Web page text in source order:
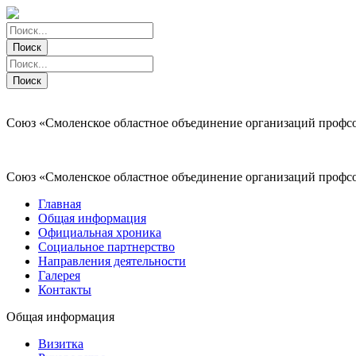
Поиск
Поиск
Поиск
Поиск
Союз «Смоленское областное объединение организаций
Союз «Смоленское областное объединение организаций
Главная
Общая информация
Официальная хроника
Социальное партнерство
Направления деятельности
Галерея
Контакты
Общая информация
Визитка